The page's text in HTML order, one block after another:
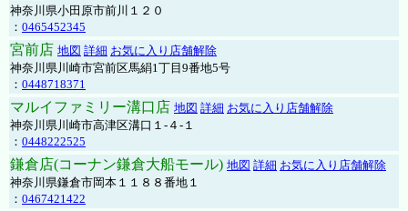
神奈川県小田原市前川１２０
： 0465452345
宮前店 地図 詳細 お気に入り店舗解除
神奈川県川崎市宮前区馬絹1丁目9番地5号
： 0448718371
マルイファミリー溝口店 地図 詳細 お気に入り店舗解除
神奈川県川崎市高津区溝口１-４-１
： 0448222525
鎌倉店(コーナン鎌倉大船モール) 地図 詳細 お気に入り店舗解除
神奈川県鎌倉市岡本１１８８番地１
： 0467421422